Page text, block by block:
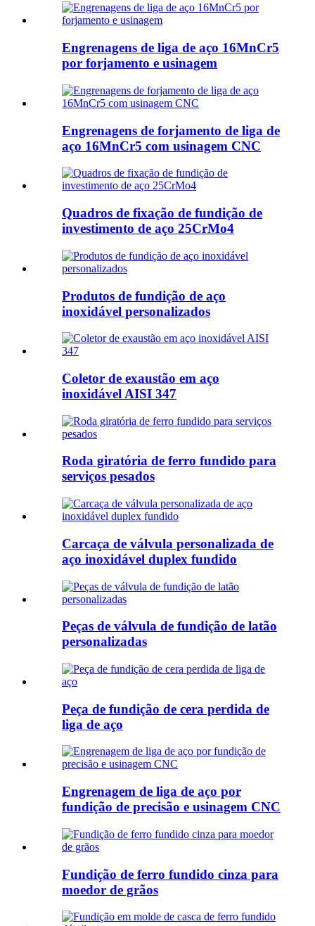
Engrenagens de liga de aço 16MnCr5
por forjamento e usinagem
Engrenagens de forjamento de liga de
aço 16MnCr5 com usinagem CNC
Quadros de fixação de fundição de
investimento de aço 25CrMo4
Produtos de fundição de aço
inoxidável personalizados
Coletor de exaustão em aço
inoxidável AISI 347
Roda giratória de ferro fundido para
serviços pesados
Carcaça de válvula personalizada de
aço inoxidável duplex fundido
Peças de válvula de fundição de latão
personalizadas
Peça de fundição de cera perdida de
liga de aço
Engrenagem de liga de aço por
fundição de precisão e usinagem CNC
Fundição de ferro fundido cinza para
moedor de grãos